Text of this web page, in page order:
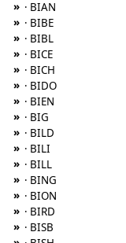
» · BIAN
» · BIBE
» · BIBL
» · BICE
» · BICH
» · BIDO
» · BIEN
» · BIG
» · BILD
» · BILI
» · BILL
» · BING
» · BION
» · BIRD
» · BISB